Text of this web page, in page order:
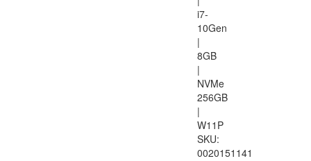
i7-
10Gen
|
8GB
|
NVMe
256GB
|
W11P
SKU:
0020151141